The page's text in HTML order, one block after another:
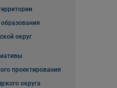
округ
проектирования
округа